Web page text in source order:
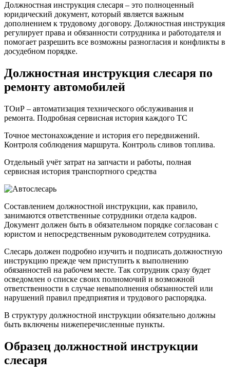
Должностная инструкция слесаря – это полноценный
юридический документ, который является важным
дополнением к трудовому договору. Должностная инструкция
регулирует права и обязанности сотрудника и работодателя и
помогает разрешить все возможны разногласия и конфликты в
досудебном порядке.
Должностная инструкция слесаря по
ремонту автомобилей
ТОиР – автоматизация технического обслуживания и
ремонта. Подробная сервисная история каждого ТС
Точное местонахождение и история его передвижений.
Контроля соблюдения маршрута. Контроль сливов топлива.
Отдельный учёт затрат на запчасти и работы, полная
сервисная история транспортного средства
Составлением должностной инструкции, как правило,
занимаются ответственные сотрудники отдела кадров.
Документ должен быть в обязательном порядке согласован с
юристом и непосредственным руководителем сотрудника.
Слесарь должен подробно изучить и подписать должностную
инструкцию прежде чем приступить к выполнению
обязанностей на рабочем месте. Так сотрудник сразу будет
осведомлен о списке своих полномочий и возможной
ответственности в случае невыполнения обязанностей или
нарушений правил предприятия и трудового распорядка.
В структуру должностной инструкции обязательно должны
быть включены нижеперечисленные пункты.
Образец должностной инструкции
слесаря